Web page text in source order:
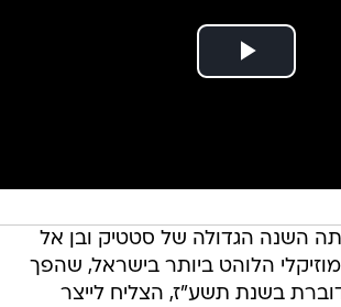
השנה הגדולה של סטטיק ובן אל
הלוהט ביותר בישראל, שהפך
בשנת תשע"ז, הצליח לייצר